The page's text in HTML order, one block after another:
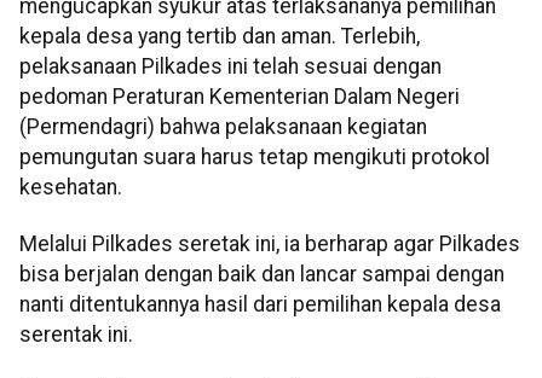
mengucapkan syukur atas terlaksananya pemilihan
kepala desa yang tertib dan aman. Terlebih,
pelaksanaan Pilkades ini telah sesuai dengan
pedoman Peraturan Kementerian Dalam Negeri
(Permendagri) bahwa pelaksanaan kegiatan
pemungutan suara harus tetap mengikuti protokol
kesehatan.
Melalui Pilkades seretak ini, ia berharap agar Pilkades
bisa berjalan dengan baik dan lancar sampai dengan
nanti ditentukannya hasil dari pemilihan kepala desa
serentak ini.